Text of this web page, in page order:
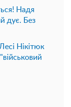
Надя
дує. Без
Нікітюк